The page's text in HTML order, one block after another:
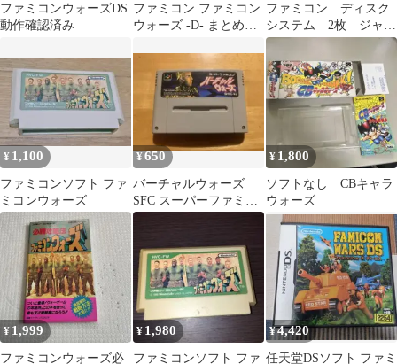
ファミコンウォーズDS
動作確認済み
ファミコン ファミコン
ウォーズ -D- まとめ買
ファミコン ディスク
システム 2枚 ジャン
ク
¥ 1,100
ファミコンソフト ファ
ミコンウォーズ
¥650
バーチャルウォーズ
SFC スーパーファミコ
ン Virtual Wars
¥ 1,800
ソフトなし CBキャラ
ウォーズ
¥ 1,999
ファミコンウォーズ必
¥ 1,980
ファミコンソフト ファ
¥4,420
任天堂DSソフト ファミ